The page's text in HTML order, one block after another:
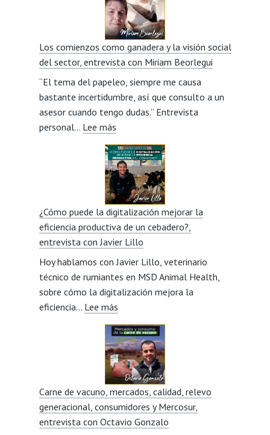
la
Avileña
de
padres
a
hijos,
entrevista
con
González
Veneros
Los comienzos como ganadera y la visión social
del sector, entrevista con Miriam Beorlegui
“El tema del papeleo, siempre me causa
bastante incertidumbre, así que consulto a un
asesor cuando tengo dudas.” Entrevista
personal… Lee más:
Los
comienzos
como
ganadera
y
la
visión
social
del
sector,
entrevista
con
Miriam
Beorlegui
¿Cómo puede la digitalización mejorar la
eficiencia productiva de un cebadero?,
entrevista con Javier Lillo
Hoy hablamos con Javier Lillo, veterinario
técnico de rumiantes en MSD Animal Health,
sobre cómo la digitalización mejora la
eficiencia… Lee más:
¿Cómo
puede
la
digitalización
mejorar
la
eficiencia
productiva
Carne de vacuno, mercados, calidad, relevo
generacional, consumidores y Mercosur,
entrevista con Octavio Gonzalo